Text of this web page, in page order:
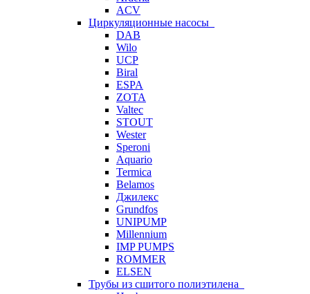
ACV
Циркуляционные насосы
DAB
Wilo
UCP
Biral
ESPA
ZOTA
Valtec
STOUT
Wester
Speroni
Aquario
Termica
Belamos
Джилекс
Grundfos
UNIPUMP
Millennium
IMP PUMPS
ROMMER
ELSEN
Трубы из сшитого полиэтилена